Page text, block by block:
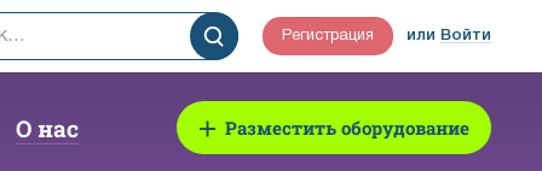
Регистрация или Войти
О нас Разместить оборудование